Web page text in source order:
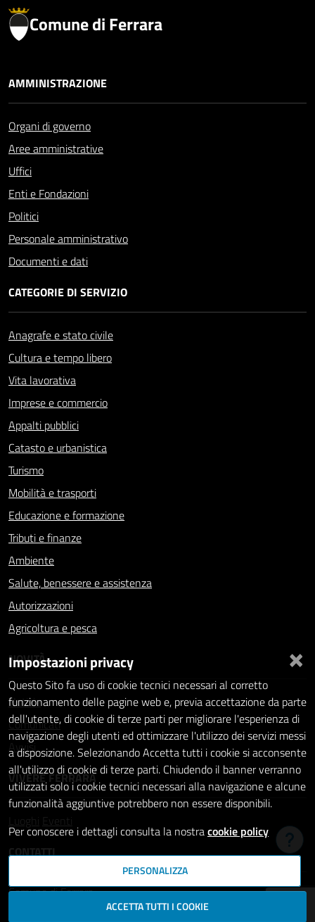
Comune di Ferrara
AMMINISTRAZIONE
Organi di governo
Aree amministrative
Uffici
Enti e Fondazioni
Politici
Personale amministrativo
Documenti e dati
CATEGORIE DI SERVIZIO
Anagrafe e stato civile
Cultura e tempo libero
Vita lavorativa
Imprese e commercio
Appalti pubblici
Catasto e urbanistica
Turismo
Mobilità e trasporti
Educazione e formazione
Tributi e finanze
Ambiente
Salute, benessere e assistenza
Autorizzazioni
Agricoltura e pesca
NOVITÀ
Notizie
Comunicati
Avvisi
VIVERE FERRARA
Luoghi
Eventi
CONTATTI
Comune di Ferrara
Piazza del Municipio, 2
×
Impostazioni privacy
Questo Sito fa uso di cookie tecnici necessari al corretto
funzionamento delle pagine web e, previa accettazione da parte
dell'utente, di cookie di terze parti per migliorare l'esperienza di
navigazione degli utenti ed ottimizzare l'utilizzo dei servizi messi
a disposizione. Selezionando Accetta tutti i cookie si acconsente
all'utilizzo di cookie di terze parti. Chiudendo il banner verranno
utilizzati solo i cookie tecnici necessari alla navigazione e alcune
funzionalità aggiuntive potrebbero non essere disponibili.
Per conoscere i dettagli consulta la nostracookie policy
PERSONALIZZA
ACCETTA TUTTI I COOKIE
Hai